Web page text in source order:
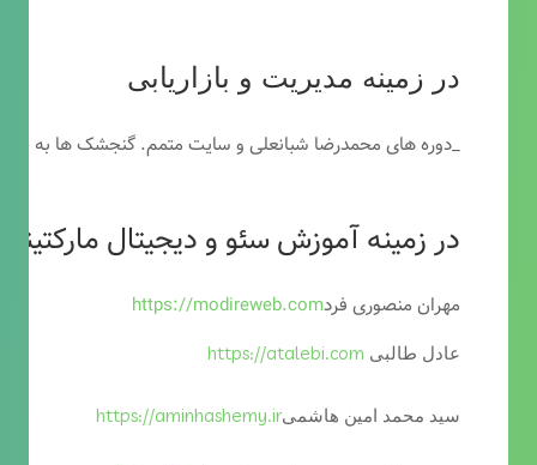
در زمینه مدیریت و بازاریابی
_دوره های محمدرضا شبانعلی و سایت متمم. گنجشک ها به
در زمینه آموزش سئو و دیجیتال
مهران منصوری فردhttps://modireweb.com
عادل طالبی https://atalebi.com
سید محمد امین هاشمیhttps://aminhashemy.ir